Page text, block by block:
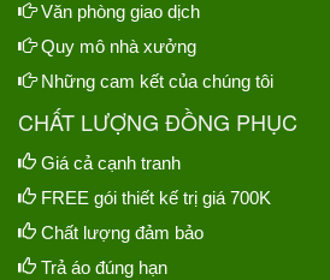
Văn phòng giao dịch
Quy mô nhà xưởng
Những cam kết của chúng tôi
CHẤT LƯỢNG ĐỒNG PHỤC
Giá cả cạnh tranh
FREE gói thiết kế trị giá 700K
Chất lượng đảm bảo
Trả áo đúng hạn